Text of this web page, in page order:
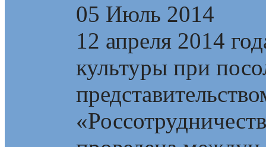
05 Июль 2014
12 апреля 2014
культуры при